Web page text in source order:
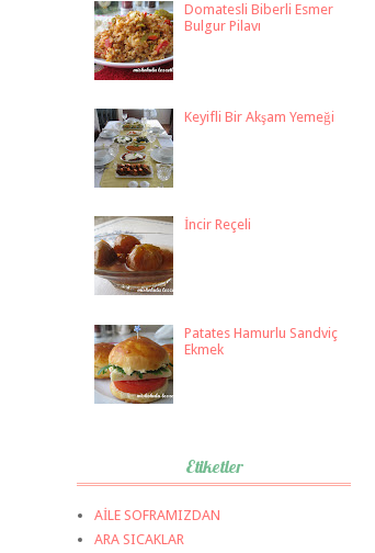
Domatesli Biberli Esmer
Bulgur Pilavı
Keyifli Bir Akşam Yemeği
İncir Reçeli
Patates Hamurlu Sandviç
Ekmek
Etiketler
AİLE SOFRAMIZDAN
ARA SICAKLAR